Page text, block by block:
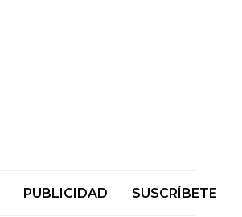
PUBLICIDAD SUSCRÍBETE